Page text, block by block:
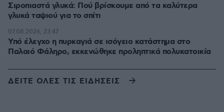
Σιροπιαστά γλυκά: Πού βρίσκουμε από τα καλύτερα
γλυκά ταψιού για το σπίτι
Υπό έλεγχο η πυρκαγιά σε ισόγειο κατάστημα στο
Παλαιό Φάληρο, εκκενώθηκε προληπτικά πολυκατοικία
07.08.2026, 23:47
ΔΕΙΤΕ ΟΛΕΣ ΤΙΣ ΕΙΔΗΣΕΙΣ